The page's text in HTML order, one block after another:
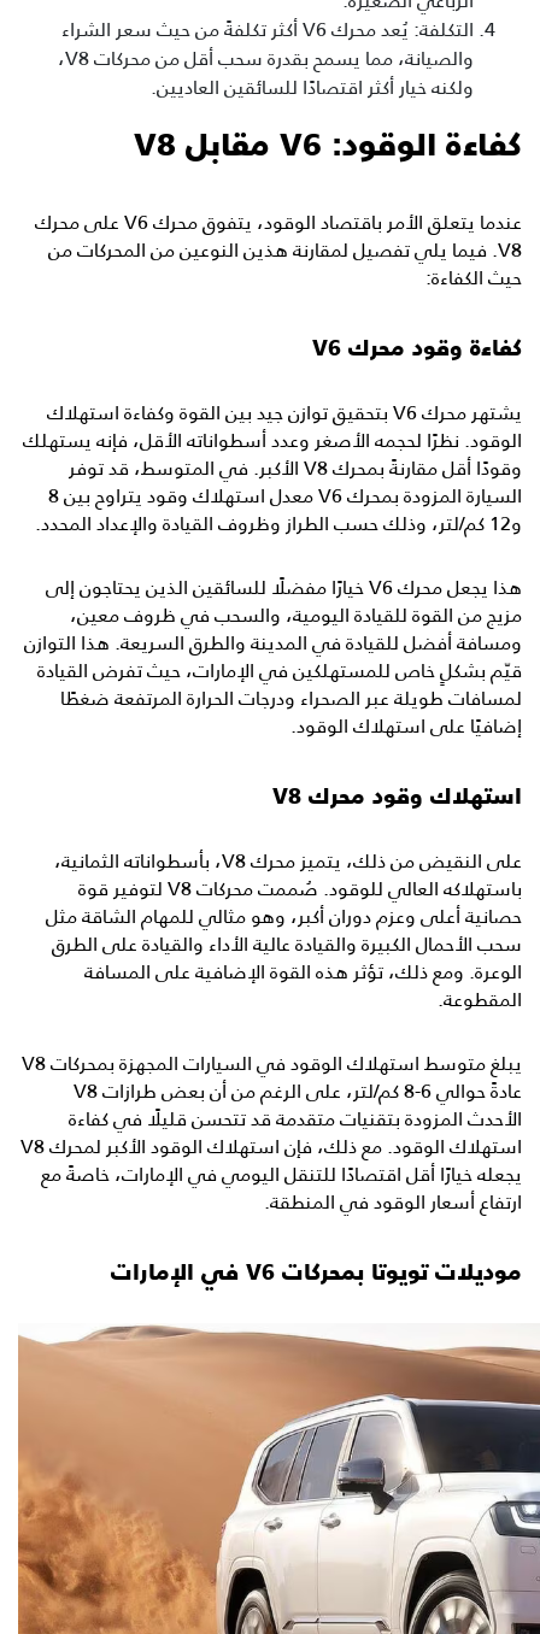
التكلفة: يُعد محرك V6 أكثر تكلفةً من حيث سعر الشراء
والصيانة، مما يسمح بقدرة سحب أقل من محركات V8،
ولكنه خيار أكثر اقتصادًا للسائقين العاديين.
كفاءة الوقود: V6 مقابل V8
عندما يتعلق الأمر باقتصاد الوقود، يتفوق محرك V6 على محرك
V8. فيما يلي تفصيل لمقارنة هذين النوعين من المحركات من
حيث الكفاءة:
كفاءة وقود محرك V6
يشتهر محرك V6 بتحقيق توازن جيد بين القوة وكفاءة استهلاك
الوقود. نظرًا لحجمه الأصغر وعدد أسطواناته الأقل، فإنه يستهلك
وقودًا أقل مقارنةً بمحرك V8 الأكبر. في المتوسط، قد توفر
السيارة المزودة بمحرك V6 معدل استهلاك وقود يتراوح بين 8
و12 كم/لتر، وذلك حسب الطراز وظروف القيادة والإعداد المحدد.
هذا يجعل محرك V6 خيارًا مفضلًا للسائقين الذين يحتاجون إلى
مزيج من القوة للقيادة اليومية، والسحب في ظروف معين،
ومسافة أفضل للقيادة في المدينة والطرق السريعة. هذا التوازن
قيّم بشكلٍ خاص للمستهلكين في الإمارات، حيث تفرض القيادة
لمسافات طويلة عبر الصحراء ودرجات الحرارة المرتفعة ضغطًا
إضافيًا على استهلاك الوقود.
استهلاك وقود محرك V8
على النقيض من ذلك، يتميز محرك V8، بأسطواناته الثمانية،
باستهلاكه العالي للوقود. صُممت محركات V8 لتوفير قوة
حصانية أعلى وعزم دوران أكبر، وهو مثالي للمهام الشاقة مثل
سحب الأحمال الكبيرة والقيادة عالية الأداء والقيادة على الطرق
الوعرة. ومع ذلك، تؤثر هذه القوة الإضافية على المسافة
المقطوعة.
يبلغ متوسط استهلاك الوقود في السيارات المجهزة بمحركات V8
عادةً حوالي 6-8 كم/لتر، على الرغم من أن بعض طرازات V8
الأحدث المزودة بتقنيات متقدمة قد تتحسن قليلًا في كفاءة
استهلاك الوقود. مع ذلك، فإن استهلاك الوقود الأكبر لمحرك V8
يجعله خيارًا أقل اقتصادًا للتنقل اليومي في الإمارات، خاصةً مع
ارتفاع أسعار الوقود في المنطقة.
موديلات تويوتا بمحركات V6 في الإمارات